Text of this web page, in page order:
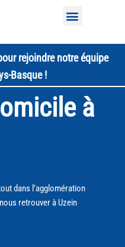
rejoindre notre équipe
Basque !
à
dans l’agglomération
retrouver à Uzein